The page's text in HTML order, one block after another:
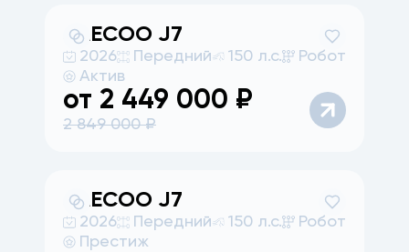
JAECOO J7
2026 Передний 150 л.с.
Робот
Актив
от 2 449 000 ₽
2 849 000₽
JAECOO J7
2026 Передний 150 л.с.
Робот
Престиж